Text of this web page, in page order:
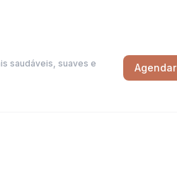
saudáveis, suaves e
Agendar